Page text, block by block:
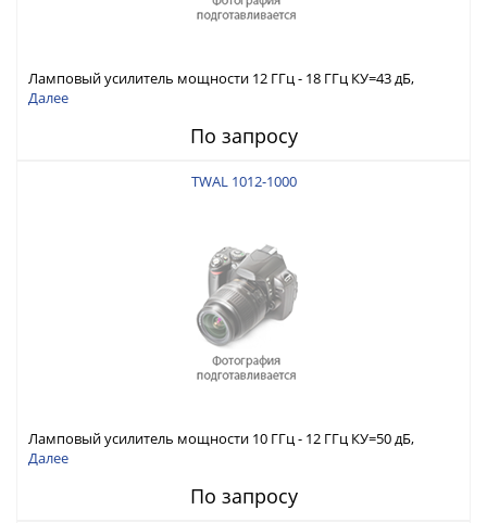
Ламповый усилитель мощности 12 ГГц - 18 ГГц КУ=43 дБ,
Pмакс. вых=20 Вт
Далее
По запросу
TWAL 1012-1000
Ламповый усилитель мощности 10 ГГц - 12 ГГц КУ=50 дБ,
Pмакс. вых=1000 Вт
Далее
По запросу